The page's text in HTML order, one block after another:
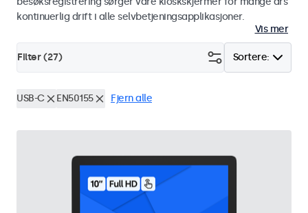
kontinuerlig drift i alle selvbetjeningsapplikasjoner.
Vis mer
Sortere:
Filter (27)
USB-C EN50155 Fjern alle